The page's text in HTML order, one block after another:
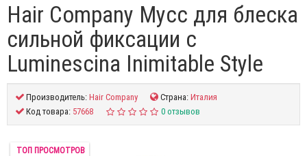
Hair Company Мусс для блеска
сильной фиксации с
Luminescina Inimitable Style
Производитель:Hair Company Страна:Италия
Код товара: 57668 0 отзывов
ТОП ПРОСМОТРОВ